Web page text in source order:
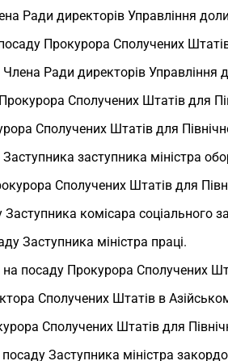
Ради директорів Управління
посаду Прокурора Сполучених
Ради директорів Управління
Прокурора Сполучених Штатів для
Сполучених Штатів для
Заступника заступника міністра
Сполучених Штатів для
комісара соціального
Заступника міністра праці.
на посаду Прокурора Сполучених
Сполучених Штатів в
Сполучених Штатів для
Заступника міністра